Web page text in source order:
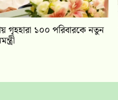
গৃহহারা ১০০ পরিবারকে নতুন